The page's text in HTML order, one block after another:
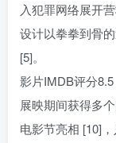
入犯罪网络展开
设计以拳拳到骨
[5]。
影片IMDB评分
展映期间获得多
电影节亮相 [10]